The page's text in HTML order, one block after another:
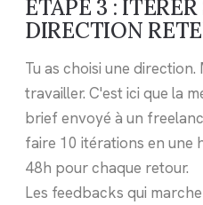
ÉTAPE 3 :
DIRECTION
Tu as choisi une
travailler. C'est ici que la
brief envoyé à un
faire 10 itérations en une
48h pour chaque retour.
Les feedbacks qui